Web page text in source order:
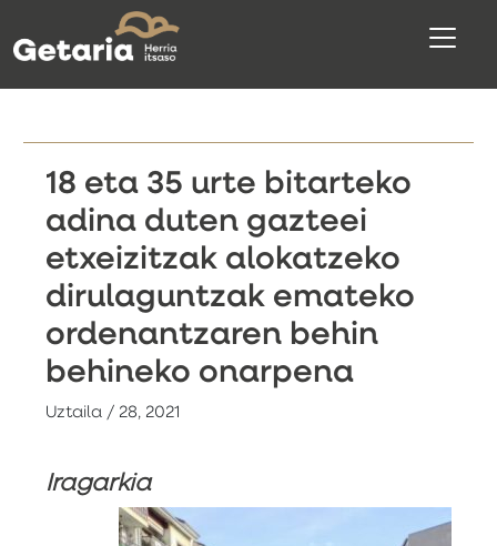
18 eta 35 urte bitarteko
adina duten gazteei
etxeizitzak alokatzeko
dirulaguntzak emateko
ordenantzaren behin
behineko onarpena
Uztaila / 28, 2021
Iragarkia